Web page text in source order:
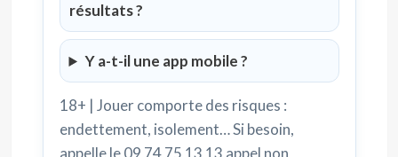
résultats ?
Y a-t-il une app mobile ?
18+ | Jouer comporte des risques :
endettement, isolement… Si besoin,
appelle le 09 74 75 13 13 appel non